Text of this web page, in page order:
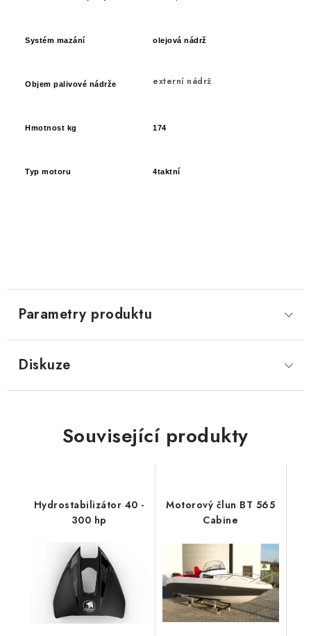
Systém mazání olejová nádrž
Objem palivové nádrže externí nádrž
Hmotnost kg 174
Typ motoru 4taktní
Parametry produktu
Diskuze
Související produkty
Hydrostabilizátor 40 -
300 hp
Motorový člun BT 565
Cabine